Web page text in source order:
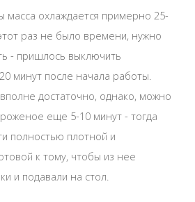
охлаждается примерно 25-
раз не было времени, нужно
- пришлось выключить
минут после начала работы.
достаточно, однако, можно
еще 5-10 минут - тогда
полностью плотной и
к тому, чтобы из нее
и подавали на стол.